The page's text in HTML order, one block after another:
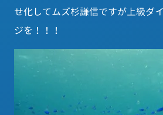
せ化してムズ杉謙信ですが上級ダ
ジを！！！